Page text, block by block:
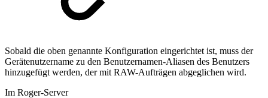
Sobald die oben genannte Konfiguration eingerichtet ist, muss der
Gerätenutzername zu den Benutzernamen-Aliasen des Benutzers
hinzugefügt werden, der mit RAW-Aufträgen abgeglichen wird.
Im Roger-Server